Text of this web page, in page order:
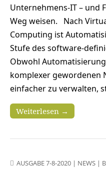
Unternehmens-IT – und
Weg weisen. Nach
Computing ist
Stufe des software-
Obwohl
komplexer gewordenen
einfacher zu verwalten,
Weiterlesen →
AUSGABE 7-8-2020 | NEWS |